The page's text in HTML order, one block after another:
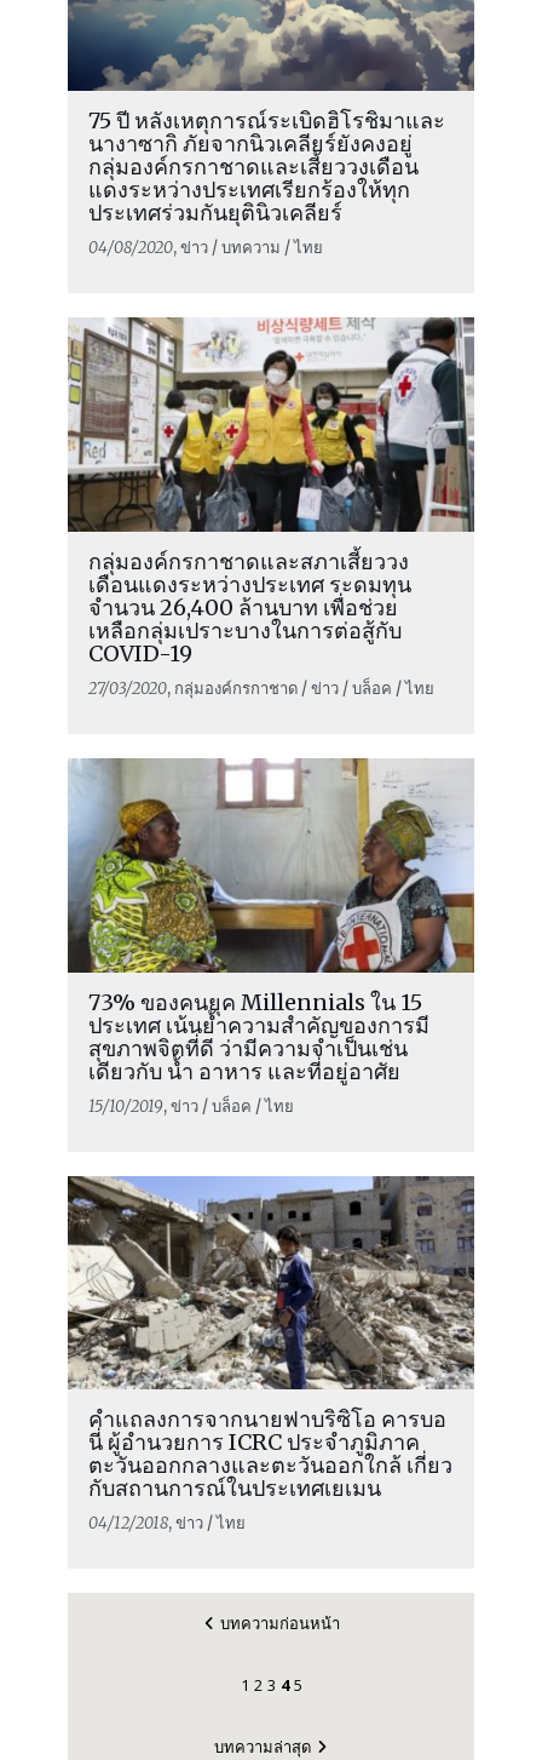
75 ปี หลังเหตุการณ์ระเบิดฮิโรชิมาและ
นางาซากิ ภัยจากนิวเคลียร์ยังคงอยู่
กลุ่มองค์กรกาชาดและเสี้ยววงเดือน
แดงระหว่างประเทศเรียกร้องให้ทุก
ประเทศร่วมกันยุตินิวเคลียร์
04/08/2020, ข่าว / บทความ / ไทย
กลุ่มองค์กรกาชาดและสภาเสี้ยววง
เดือนแดงระหว่างประเทศ ระดมทุน
จำนวน 26,400 ล้านบาท เพื่อช่วย
เหลือกลุ่มเปราะบางในการต่อสู้กับ
COVID-19
27/03/2020, กลุ่มองค์กรกาชาด / ข่าว / บล็อค / ไทย
73% ของคนยุค Millennials ใน 15
ประเทศ เน้นย้ำความสำคัญของการมี
สุขภาพจิตที่ดี ว่ามีความจำเป็นเช่น
เดียวกับ น้ำ อาหาร และที่อยู่อาศัย
15/10/2019, ข่าว / บล็อค / ไทย
คำแถลงการจากนายฟาบริซิโอ คารบอ
นี่ ผู้อำนวยการ ICRC ประจำภูมิภาค
ตะวันออกกลางและตะวันออกใกล้ เกี่ยว
กับสถานการณ์ในประเทศเยเมน
04/12/2018, ข่าว / ไทย
บทความก่อนหน้า
1 2 3 4 5
บทความล่าสุด